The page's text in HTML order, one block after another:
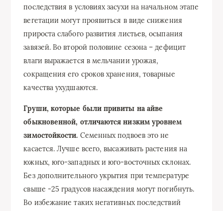
последствия в условиях засухи на начальном этапе
вегетации могут проявиться в виде снижения
прироста слабого развития листьев, осыпания
завязей. Во второй половине сезона – дефицит
влаги выражается в мельчании урожая,
сокращения его сроков хранения, товарные
качества ухудшаются.
Груши, которые были привиты на айве
обыкновенной, отличаются низким уровнем
зимостойкости. Семенных подвоев это не
касается. Лучше всего, высаживать растения на
южных, юго-западных и юго-восточных склонах.
Без дополнительного укрытия при температуре
свыше -25 градусов насаждения могут погибнуть.
Во избежание таких негативных последствий